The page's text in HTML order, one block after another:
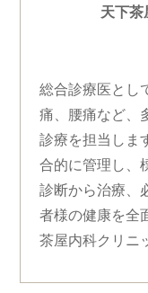
天下
総合診療医とし
痛、腰痛など、
診療を担当しま
合的に管理し、
診断から治療、
者様の健康を全
茶屋内科クリニ